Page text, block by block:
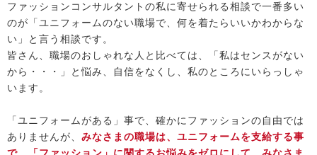
ファッションコンサルタントの私に寄せられる相談で一番多い
のが「ユニフォームのない職場で、何を着たらいいかわからな
い」と言う相談です。
皆さん、職場のおしゃれな人と比べては、「私はセンスがない
から・・・」と悩み、自信をなくし、私のところにいらっしゃ
います。
「ユニフォームがある」事で、確かにファッションの自由では
ありませんが、 みなさまの職場は、ユニフォームを支給する事